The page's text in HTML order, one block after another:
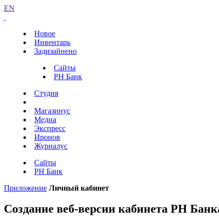
EN
Новое
Инвентарь
Задизайнено
Сайты
РН Банк
Студия
Магазинус
Медиа
Экспресс
Иронов
Журналус
Сайты
РН Банк
Приложение Личный кабинет
Создание веб-версии кабинета РН